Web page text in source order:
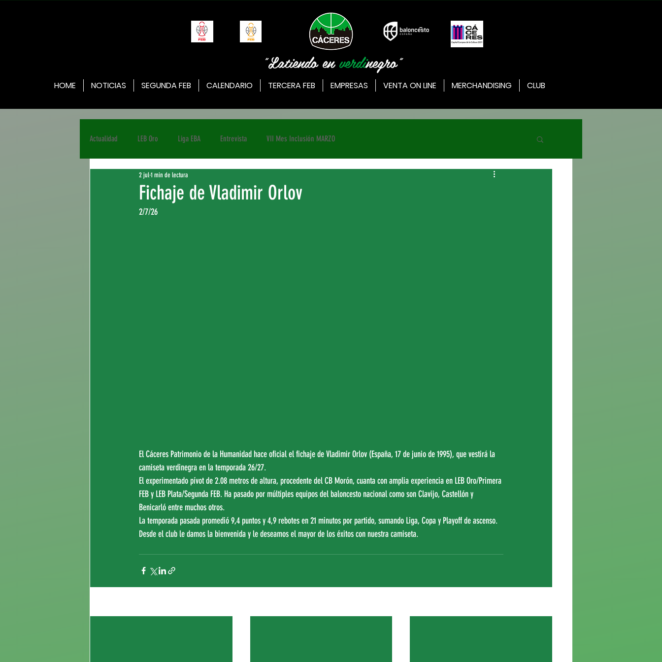
"Latiendo enverdinegro"
HOME NOTICIAS SEGUNDA FEB CALENDARIO TERCERA FEB EMPRESAS VENTA ON LINE MERCHANDISING CLUB
Actualidad LEB Oro Liga EBA Entrevista VII Mes Inclusión MARZO
Fichaje de Vladimir Orlov
2 jul1 min de lectura
2/7/26
El Cáceres Patrimonio de la Humanidad hace oficial el fichaje de Vladimir Orlov (España, 17 de junio de 1995), que vestirá la
camiseta verdinegra en la temporada 26/27.
El experimentado pívot de 2.08 metros de altura, procedente del CB Morón, cuanta con amplia experiencia en LEB Oro/Primera
FEB y LEB Plata/Segunda FEB. Ha pasado por múltiples equipos del baloncesto nacional como son Clavijo, Castellón y
Benicarló entre muchos otros.
La temporada pasada promedió 9,4 puntos y 4,9 rebotes en 21 minutos por partido, sumando Liga, Copa y Playoff de ascenso.
Desde el club le damos la bienvenida y le deseamos el mayor de los éxitos con nuestra camiseta.